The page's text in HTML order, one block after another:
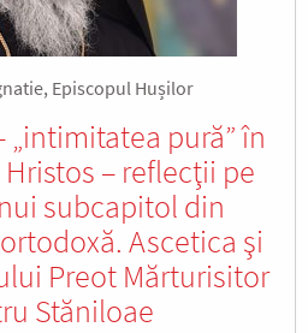
Episcopul Hușilor
pură” în
– reflecţii pe
subcapitol din
Ascetica şi
Preot Mărturisitor
Stăniloae